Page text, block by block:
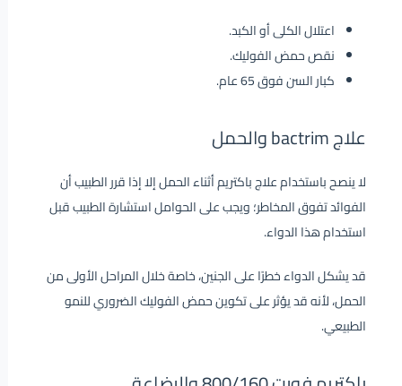
اعتلال الكلى أو الكبد.
نقص حمض الفوليك.
كبار السن فوق 65 عام.
علاج bactrim والحمل
لا ينصح باستخدام علاج باكتريم أثناء الحمل إلا إذا قرر الطبيب أن
الفوائد تفوق المخاطر؛ ويجب على الحوامل استشارة الطبيب قبل
استخدام هذا الدواء.
قد يشكل الدواء خطرًا على الجنين، خاصة خلال المراحل الأولى من
الحمل، لأنه قد يؤثر على تكوين حمض الفوليك الضروري للنمو
الطبيعي.